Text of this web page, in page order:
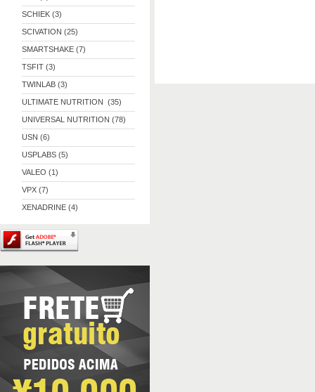
SCHIEK (3)
SCIVATION (25)
SMARTSHAKE (7)
TSFIT (3)
TWINLAB (3)
ULTIMATE NUTRITION (35)
UNIVERSAL NUTRITION (78)
USN (6)
USPLABS (5)
VALEO (1)
VPX (7)
XENADRINE (4)